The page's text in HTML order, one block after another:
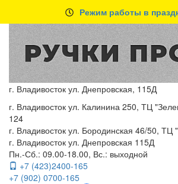
Режим работы в
г. Владивосток ул. Днепровская, 115Д
г. Владивосток ул. Калинина 250, ТЦ
124
г. Владивосток ул. Бородинская 46/50, ТЦ
г. Владивосток ул. Днепровская 115Д
Пн.-Сб.: 09.00-18.00, Вс.: выходной
+7 (423)2400-165
+7 (902) 0700-165